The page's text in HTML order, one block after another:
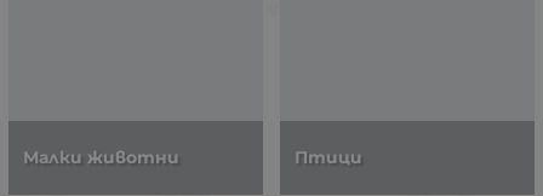
Малки животни Птици